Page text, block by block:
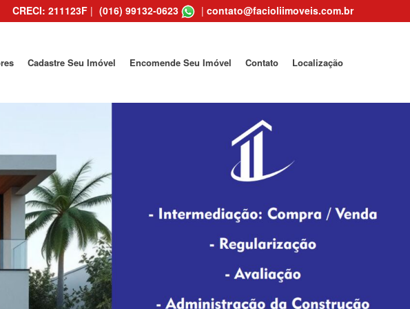
CRECI: 211123F | (016) 99132-0623 | contato@facioliimoveis.com.br
Cadastre Seu Imóvel Encomende Seu Imóvel Contato Localização